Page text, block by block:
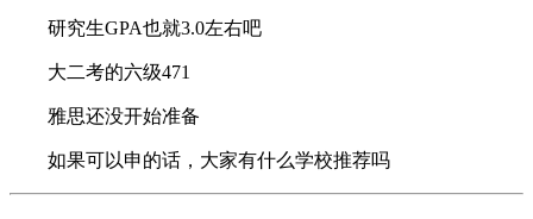
研究生GPA也就3.0左右吧
大二考的六级471
雅思还没开始准备
如果可以申的话，大家有什么学校推荐吗